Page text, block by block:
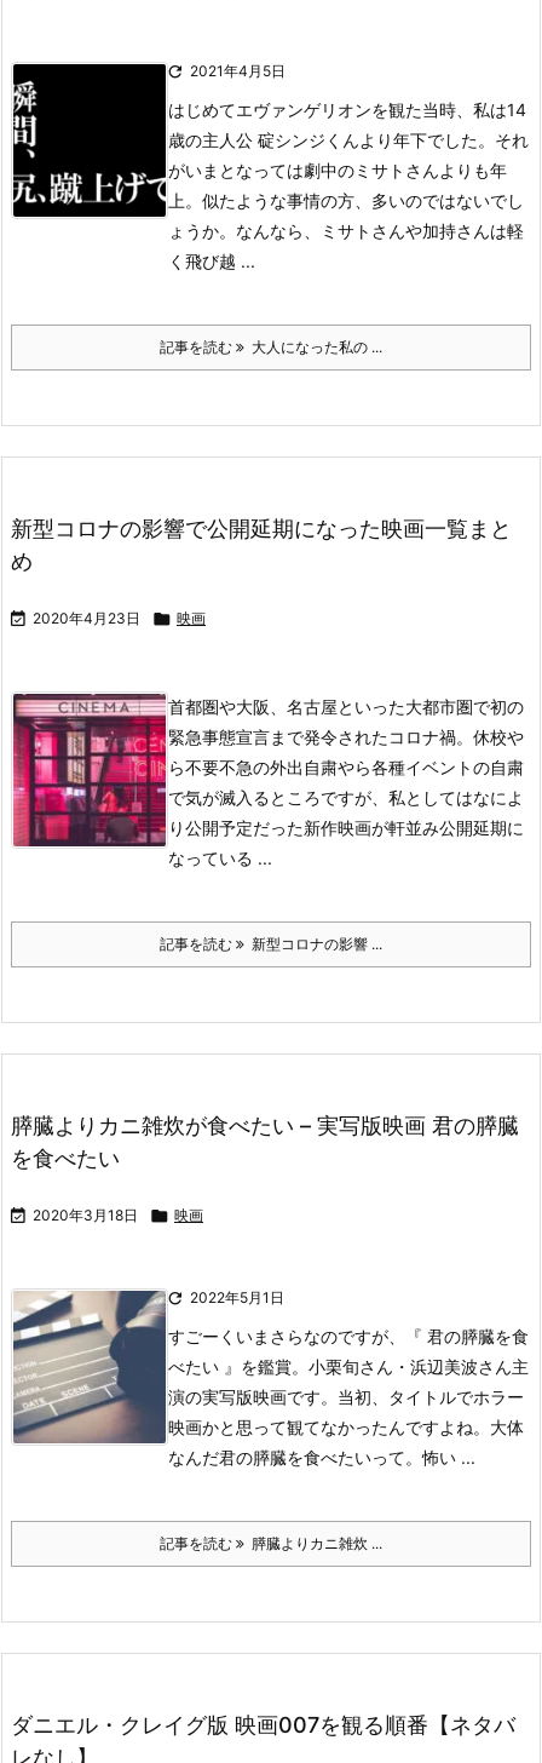
 2021年4月5日
はじめてエヴァンゲリオンを観た当時、私は14
歳の主人公 碇シンジくんより年下でした。それ
がいまとなっては劇中のミサトさんよりも年
上。 似たような事情の方、多いのではないでし
ょうか。なんなら、ミサトさんや加持さんは軽
く飛び越 ...
記事を読む 大人になった私の ...
新型コロナの影響で公開延期になった映画一覧まと
め
 2020年4月23日  映画
首都圏や大阪、名古屋といった大都市圏で初の
緊急事態宣言まで発令されたコロナ禍。 休校や
ら不要不急の外出自粛やら各種イベントの自粛
で気が滅入るところですが、私としてはなによ
り公開予定だった新作映画が軒並み公開延期に
なっている ...
記事を読む 新型コロナの影響 ...
膵臓よりカニ雑炊が食べたい – 実写版映画 君の膵臓
を食べたい
 2020年3月18日  映画
 2022年5月1日
すごーくいまさらなのですが、『 君の膵臓を食
べたい 』を鑑賞。小栗旬さん・浜辺美波さん主
演の実写版映画です。 当初、タイトルでホラー
映画かと思って観てなかったんですよね。 大体
なんだ君の膵臓を食べたいって。怖い ...
記事を読む 膵臓よりカニ雑炊 ...
ダニエル・クレイグ版 映画007を観る順番【ネタバ
レなし】